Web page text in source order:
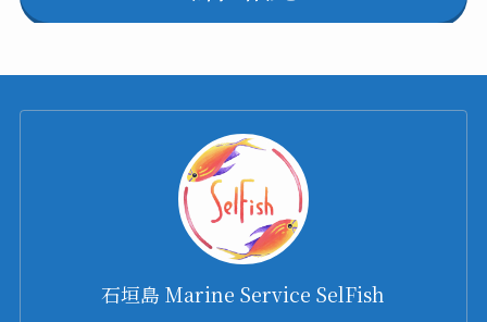
石垣島 Marine Service SelFish